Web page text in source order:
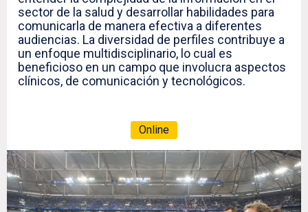
Online
sector de la salud y desarrollar habilidades para
comunicarla de manera efectiva a diferentes
audiencias. La diversidad de perfiles contribuye a
un enfoque multidisciplinario, lo cual es
beneficioso en un campo que involucra aspectos
clínicos, de comunicación y tecnológicos.